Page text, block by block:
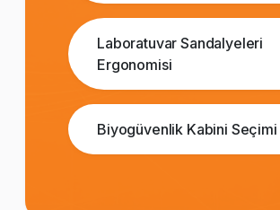
Laboratuvar Sandalyeleri
Ergonomisi
Biyogüvenlik Kabini Seçimi